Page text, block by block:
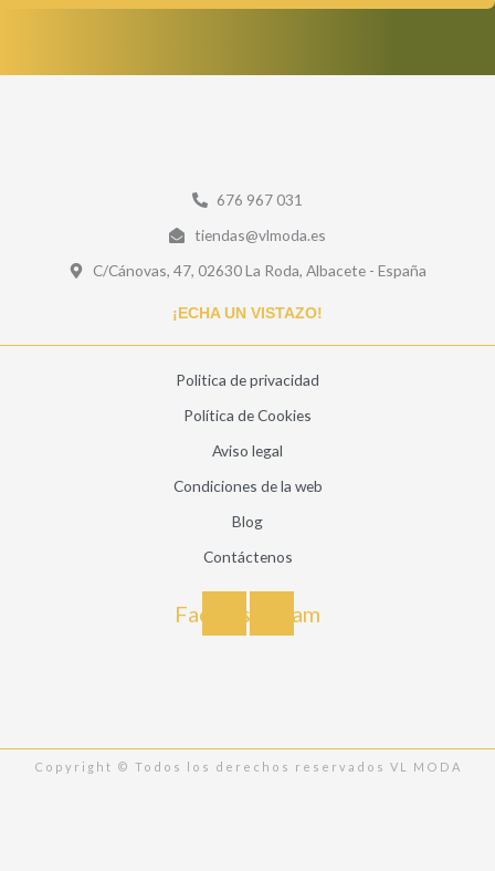
676 967 031
tiendas@vlmoda.es
C/Cánovas, 47, 02630 La Roda, Albacete - España
¡ECHA UN VISTAZO!
Politica de privacidad
Política de Cookies
Aviso legal
Condiciones de la web
Blog
Contáctenos
FacebookInstagram
Copyright © Todos los derechos reservados VL MODA